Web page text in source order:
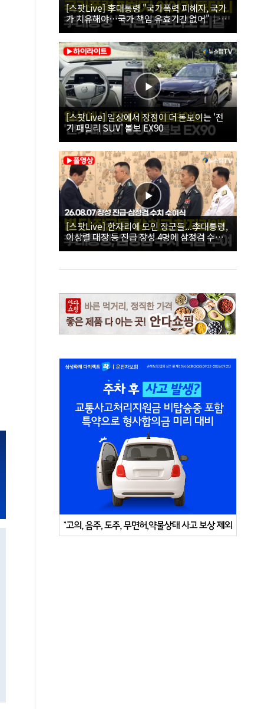
[스팟Live] 李대통령 "국가폭력 피해자, 국가
가 치유해야…국가 책임 유효기간 없어"｜
26.08.07 국가폭력 피해자 위로 오찬
[스팟Live] 일상에서 장점이 더 돋보이는 '전
기 패밀리 SUV' 볼보 EX90
[스팟Live] 한자리에 모인 장군들...李대통령,
이상렬 대장 등 진급 장성 4명에 삼정검 수치
직접 수여｜26.08.07 장성 진급·삼정검 수치